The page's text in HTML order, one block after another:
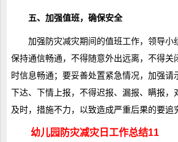
五、加强值班，确保安全
加强防灾减灾期间的值班工作，领导小
保持通信畅通，不得随意外出远离，不得关
时信息畅通；要妥善处置紧急情况，加强请
下达、下情上报，不得迟报、漏报、瞒报，
及时，措施不力，以致造成严重后果的要追
幼儿园防灾减灾日工作总结11